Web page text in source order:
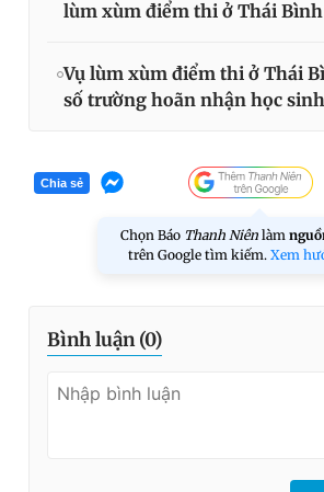
lùm xùm điểm thi ở Thái Bình
Vụ lùm xùm điểm thi ở Thái
số trường hoãn nhận học sinh
Chia sẻ
Chọn Báo Thanh Niên làm
trên Google tìm kiếm. Xem
Bình luận (0)